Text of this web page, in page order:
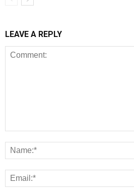
LEAVE A REPLY